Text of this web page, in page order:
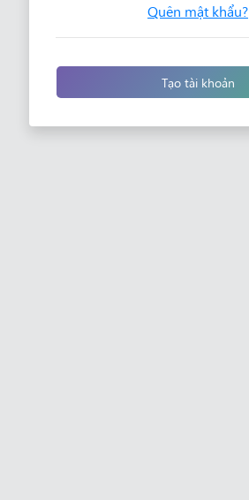
Quên mật khẩu?
Tạo tài khoản